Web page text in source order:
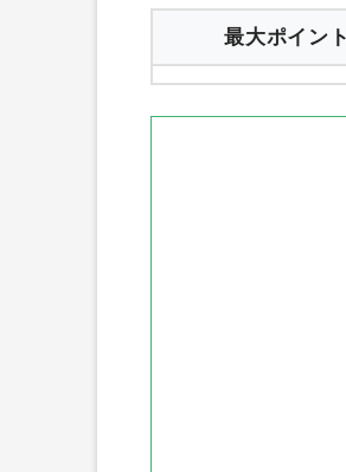
3大産地うなぎ蒲焼（
均ポイントを紹介しま